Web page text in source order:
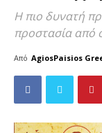
Η πιο δυνατή
προστασία από
Από AgiosPaisios